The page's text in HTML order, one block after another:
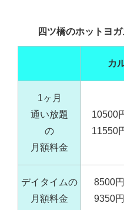
四ツ橋のホットヨ
カ
1ヶ月
通い放題
の
月額料金
10500
11550
デイタイムの
月額料金
8500
9350